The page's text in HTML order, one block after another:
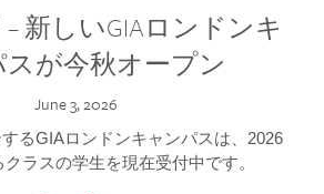
新しいGIAロンドンキ
スが今秋オープン
June 3, 2026
るGIAロンドンキャンパスは、2026
ラスの学生を現在受付中です。